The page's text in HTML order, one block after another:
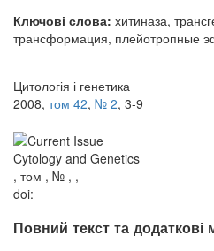
Ключові слова: хитиназа,
трансформация, плейотропные
Цитологія і генетика
2008, том 42, № 2, 3-9
Cytology and Genetics
, том , № , ,
doi:
Повний текст та додаткові